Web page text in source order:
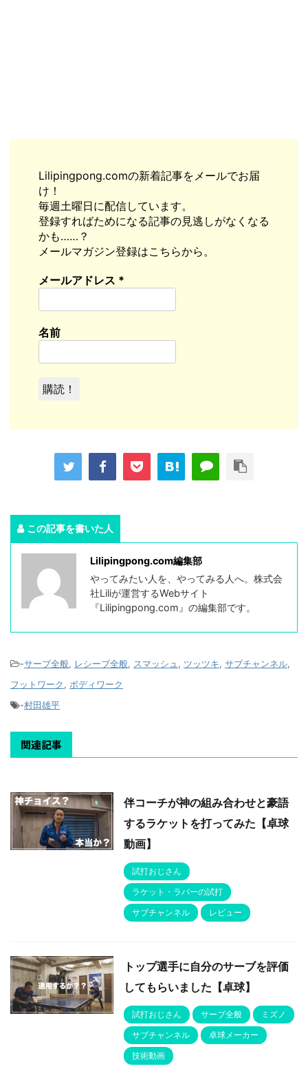
Lilipingpong.comの新着記事をメールでお届
け！
毎週土曜日に配信しています。
登録すればためになる記事の見逃しがなくなる
かも……？
メールマガジン登録はこちらから。
メールアドレス *
名前
この記事を書いた人
Lilipingpong.com編集部
やってみたい人を、やってみる人へ。株式会
社Liliが運営するWebサイト
『Lilipingpong.com』の編集部です。
-サーブ全般, レシーブ全般, スマッシュ , ツッツキ, サブチャンネル,
フットワーク, ボディワーク
-村田雄平
関連記事
伴コーチが神の組み合わせと豪語
するラケットを打ってみた【卓球
動画】
試打おじさん
ラケット・ラバーの試打
サブチャンネル
レビュー
トップ選手に自分のサーブを評価
してもらいました【卓球】
試打おじさん サーブ全般
ミズノ
サブチャンネル
卓球メーカー
技術動画